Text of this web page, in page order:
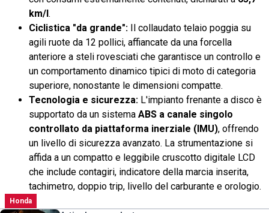
km/l.
Ciclistica "da grande": Il collaudato telaio poggia su
agili ruote da 12 pollici, affiancate da una forcella
anteriore a steli rovesciati che garantisce un controllo e
un comportamento dinamico tipici di moto di categoria
superiore, nonostante le dimensioni compatte.
Tecnologia e sicurezza: L'impianto frenante a disco è
supportato da un sistema ABS a canale singolo
controllato da piattaforma inerziale (IMU), offrendo
un livello di sicurezza avanzato. La strumentazione si
affida a un compatto e leggibile cruscotto digitale LCD
che include contagiri, indicatore della marcia inserita,
tachimetro, doppio trip, livello del carburante e orologio.
Honda